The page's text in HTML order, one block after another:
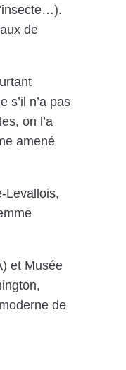
de
s’il n’a pas
on l’a
amené
Levallois,
et Musée
de